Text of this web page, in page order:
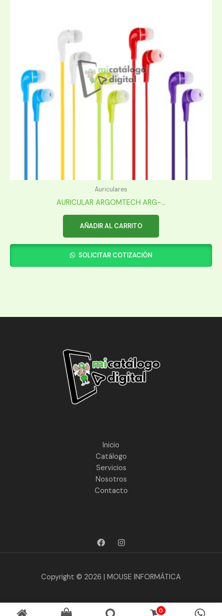
Auriculares
AURICULAR ARGOMTECH ARG-...
AÑADIR AL CARRITO
SOLICITAR COTIZACIÓN
Inicio
Catálogo
Servicios
Nosotros
Contacto
Copyright © 2026 | MOUSE INFORMÁTICA
0